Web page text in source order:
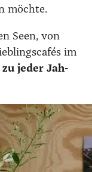
möch­te.
Seen, von
im
jeder Jah­